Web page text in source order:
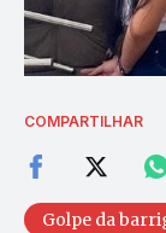
COMPARTILHAR
Golpe da